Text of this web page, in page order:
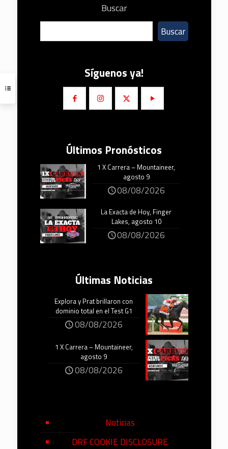
Buscar
Buscar
Síguenos ya!
Últimos Pronósticos
1 X Carrera – Mountaineer,
agosto 9
08/08/2026
La Exacta de Hoy, Finger
Lakes, agosto 10
08/08/2026
Últimas Noticias
Explora y Prat brillaron con
dominio total en el Test G1
08/08/2026
1 X Carrera – Mountaineer,
agosto 9
08/08/2026
Noticias
DRF COOKIE DISCLOSURE